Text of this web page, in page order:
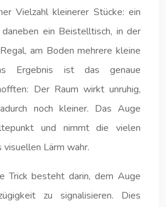
Vielzahl kleinerer Stücke: ein
daneben ein Beistelltisch, in der
am Boden mehrere kleine
Ergebnis ist das genaue
Der Raum wirkt unruhig,
noch kleiner. Das Auge
und nimmt die vielen
Lärm wahr.
Trick besteht darin, dem Auge
zu signalisieren. Dies